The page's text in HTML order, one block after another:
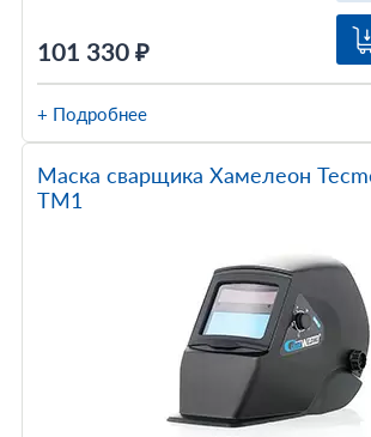
101 330 ₽
+ Подробнее
Маска сварщика Хамелеон
TM1